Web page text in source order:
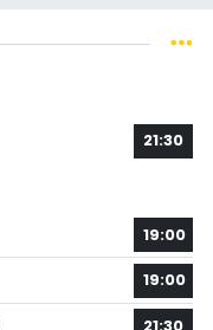
21:30
19:00
19:00
21:30